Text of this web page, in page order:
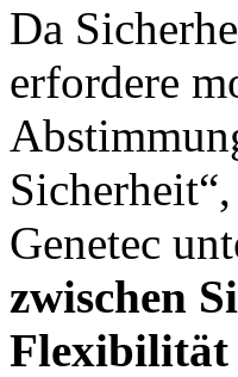
Da
erfordere
Genetec
zwischen
Flexibilität